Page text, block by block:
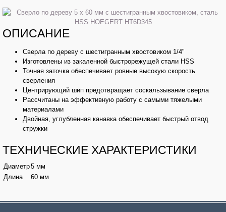
ОПИСАНИЕ
Сверла по дереву с шестигранным хвостовиком 1/4"
Изготовлены из закаленной быстрорежущей стали HSS
Точная заточка обеспечивает ровные высокую скорость
сверления
Центрирующий шип предотвращает соскальзывание сверла
Рассчитаны на эффективную работу с самыми тяжелыми
материалами
Двойная, углубленная канавка обеспечивает быстрый отвод
стружки
ТЕХНИЧЕСКИЕ ХАРАКТЕРИСТИКИ
Диаметр5 мм
Длина
60 мм